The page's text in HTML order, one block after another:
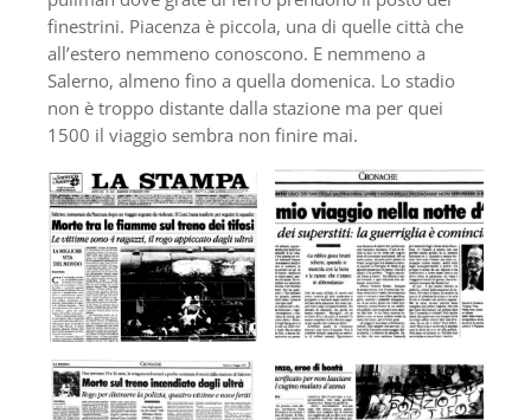
finestrini. Piacenza è piccola, una di quelle città che
all’estero nemmeno conoscono. E nemmeno a
Salerno, almeno fino a quella domenica. Lo stadio
non è troppo distante dalla stazione ma per quei
1500 il viaggio sembra non finire mai.